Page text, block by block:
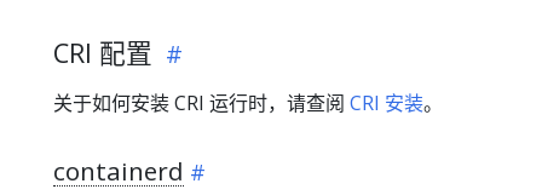
CRI 配置
关于如何安装 CRI 运行时，请查阅 CRI 安装。
containerd